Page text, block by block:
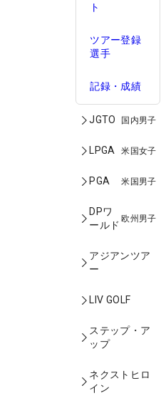
ト
ツアー登録
選手
記録・成績
JGTO 国内男子
LPGA 米国女子
PGA 米国男子
DPワ
ールド
欧州男子
アジアンツア
ー
LIV GOLF
ステップ・ア
ップ
ネクストヒロ
イン